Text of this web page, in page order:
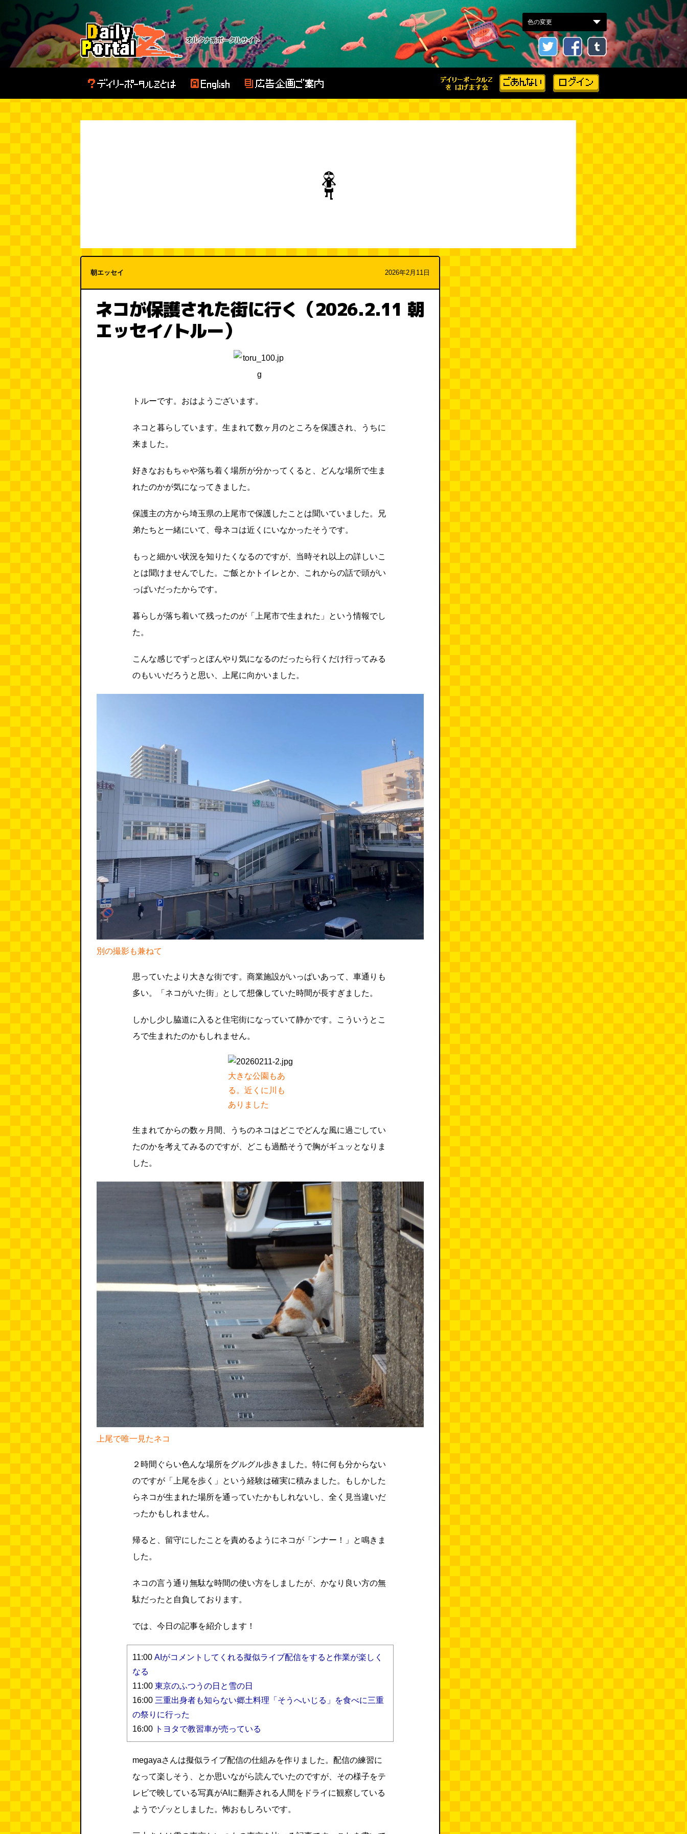
朝エッセイ 2026年2月11日
ネコが保護された街に行く（2026.2.11 朝
エッセイ/トルー）
トルーです。おはようございます。
ネコと暮らしています。生まれて数ヶ月のところを保護され、うちに
来ました。
好きなおもちゃや落ち着く場所が分かってくると、どんな場所で生ま
れたのかが気になってきました。
保護主の方から埼玉県の上尾市で保護したことは聞いていました。兄
弟たちと一緒にいて、母ネコは近くにいなかったそうです。
もっと細かい状況を知りたくなるのですが、当時それ以上の詳しいこ
とは聞けませんでした。ご飯とかトイレとか、これからの話で頭がい
っぱいだったからです。
暮らしが落ち着いて残ったのが「上尾市で生まれた」という情報でし
た。
こんな感じでずっとぼんやり気になるのだったら行くだけ行ってみる
のもいいだろうと思い、上尾に向かいました。
別の撮影も兼ねて
思っていたより大きな街です。商業施設がいっぱいあって、車通りも
多い。「ネコがいた街」として想像していた時間が長すぎました。
しかし少し脇道に入ると住宅街になっていて静かです。こういうとこ
ろで生まれたのかもしれません。
大きな公園もあ
る。近くに川も
ありました
生まれてからの数ヶ月間、うちのネコはどこでどんな風に過ごしてい
たのかを考えてみるのですが、どこも過酷そうで胸がギュッとなりま
した。
上尾で唯一見たネコ
２時間ぐらい色んな場所をグルグル歩きました。特に何も分からない
のですが「上尾を歩く」という経験は確実に積みました。もしかした
らネコが生まれた場所を通っていたかもしれないし、全く見当違いだ
ったかもしれません。
帰ると、留守にしたことを責めるようにネコが「ンナー！」と鳴きま
した。
ネコの言う通り無駄な時間の使い方をしましたが、かなり良い方の無
駄だったと自負しております。
では、今日の記事を紹介します！
11:00 AIがコメントしてくれる擬似ライブ配信をすると作業が楽しく
なる
11:00 東京のふつうの日と雪の日
16:00 三重出身者も知らない郷土料理「そうへいじる」を食べに三重
の祭りに行った
16:00 トヨタで教習車が売っている​​​​​​​
megayaさんは擬似ライブ配信の仕組みを作りました。配信の練習に
なって楽しそう、とか思いながら読んでいたのですが、その様子をテ
レビで映している写真がAIに翻弄される人間をドライに観察している
ようでゾッとしました。怖おもしろいです。